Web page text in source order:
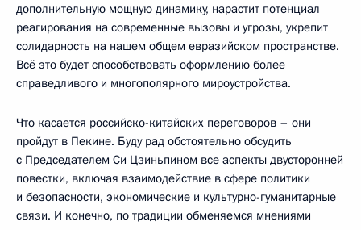
дополнительную мощную динамику, нарастит потенциал
реагирования на современные вызовы и угрозы, укрепит
солидарность на нашем общем евразийском пространстве.
Всё это будет способствовать оформлению более
справедливого и многополярного мироустройства.
Что касается российско-китайских переговоров – они
пройдут в Пекине. Буду рад обстоятельно обсудить
с Председателем Си Цзиньпином все аспекты двусторонней
повестки, включая взаимодействие в сфере политики
и безопасности, экономические и культурно-гуманитарные
связи. И конечно, по традиции обменяемся мнениями